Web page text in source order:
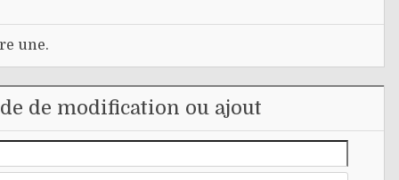
une.
de modification ou ajout